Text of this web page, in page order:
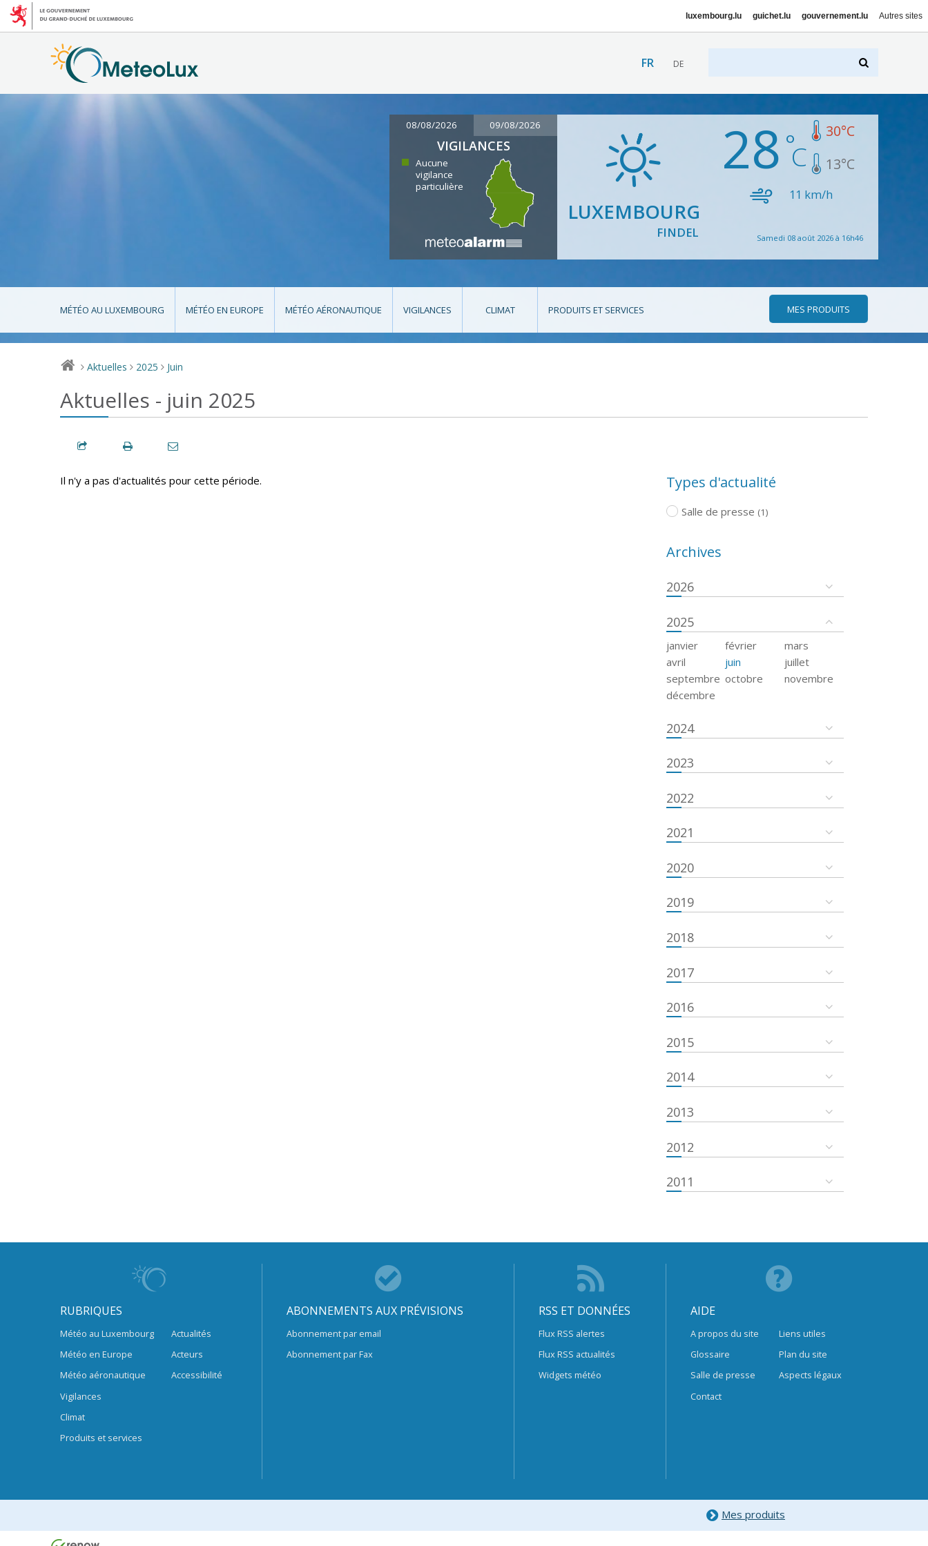
luxembourg.lu guichet.lu gouvernement.lu Autres sites
FR DE
08/08/2026 09/08/2026
VIGILANCES
Aucune
vigilance
particulière
LUXEMBOURG
FINDEL
28 30°C
13°C
11 km/h
Samedi 08 août 2026 à 16h46
MÉTÉO AU LUXEMBOURG MÉTÉO EN EUROPE MÉTÉO AÉRONAUTIQUE VIGILANCES CLIMAT PRODUITS ET SERVICES MES PRODUITS
> Aktuelles > 2025 > Juin
Aktuelles - juin 2025
Il n'y a pas d'actualités pour cette période. Types d'actualité
Salle de presse (1)
Archives
2026
2025
janvier février
mars
avril
juin
juillet
septembre octobre
novembre
décembre
2024
2023
2022
2021
2020
2019
2018
2017
2016
2015
2014
2013
2012
2011
RUBRIQUES
Météo au Luxembourg
Météo en Europe
Météo aéronautique
Vigilances
Climat
Produits et services
Actualités
Acteurs
Accessibilité
ABONNEMENTS AUX PRÉVISIONS
Abonnement par email
Abonnement par Fax
RSS ET DONNÉES
Flux RSS alertes
Flux RSS actualités
Widgets météo
AIDE
A propos du site
Glossaire
Salle de presse
Contact
Liens utiles
Plan du site
Aspects légaux
Mes produits